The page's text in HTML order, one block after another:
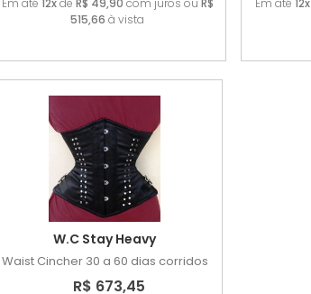
515,66 à vista
W.C Stay Heavy
Waist Cincher 30 a 60 dias corridos
R$ 673,45